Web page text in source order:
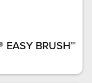
EASY BRUSH™